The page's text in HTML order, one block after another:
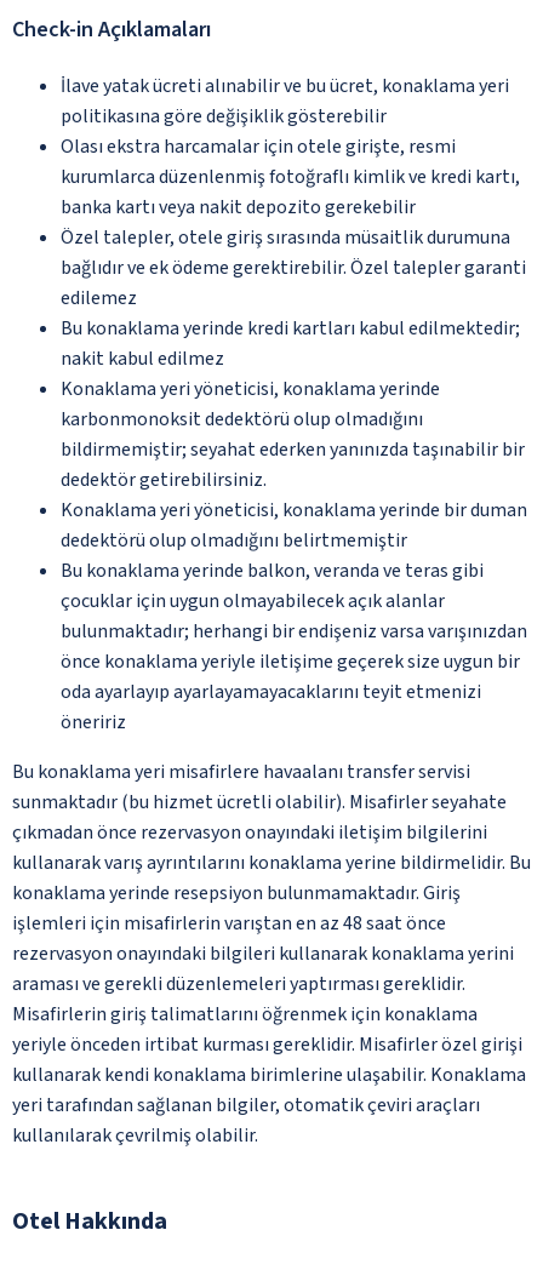
Check-in Açıklamaları
İlave yatak ücreti alınabilir ve bu ücret, konaklama yeri
politikasına göre değişiklik gösterebilir
Olası ekstra harcamalar için otele girişte, resmi
kurumlarca düzenlenmiş fotoğraflı kimlik ve kredi kartı,
banka kartı veya nakit depozito gerekebilir
Özel talepler, otele giriş sırasında müsaitlik durumuna
bağlıdır ve ek ödeme gerektirebilir. Özel talepler garanti
edilemez
Bu konaklama yerinde kredi kartları kabul edilmektedir;
nakit kabul edilmez
Konaklama yeri yöneticisi, konaklama yerinde
karbonmonoksit dedektörü olup olmadığını
bildirmemiştir; seyahat ederken yanınızda taşınabilir bir
dedektör getirebilirsiniz.
Konaklama yeri yöneticisi, konaklama yerinde bir duman
dedektörü olup olmadığını belirtmemiştir
Bu konaklama yerinde balkon, veranda ve teras gibi
çocuklar için uygun olmayabilecek açık alanlar
bulunmaktadır; herhangi bir endişeniz varsa varışınızdan
önce konaklama yeriyle iletişime geçerek size uygun bir
oda ayarlayıp ayarlayamayacaklarını teyit etmenizi
öneririz
Bu konaklama yeri misafirlere havaalanı transfer servisi
sunmaktadır (bu hizmet ücretli olabilir). Misafirler seyahate
çıkmadan önce rezervasyon onayındaki iletişim bilgilerini
kullanarak varış ayrıntılarını konaklama yerine bildirmelidir. Bu
konaklama yerinde resepsiyon bulunmamaktadır. Giriş
işlemleri için misafirlerin varıştan en az 48 saat önce
rezervasyon onayındaki bilgileri kullanarak konaklama yerini
araması ve gerekli düzenlemeleri yaptırması gereklidir.
Misafirlerin giriş talimatlarını öğrenmek için konaklama
yeriyle önceden irtibat kurması gereklidir. Misafirler özel girişi
kullanarak kendi konaklama birimlerine ulaşabilir. Konaklama
yeri tarafından sağlanan bilgiler, otomatik çeviri araçları
kullanılarak çevrilmiş olabilir.
Otel Hakkında